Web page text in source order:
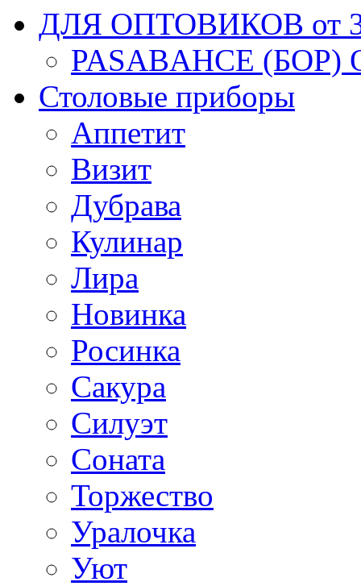
ДЛЯ ОПТОВИКОВ от
PASABAHCE (БОР)
Столовые приборы
Аппетит
Визит
Дубрава
Кулинар
Лира
Новинка
Росинка
Сакура
Силуэт
Соната
Торжество
Уралочка
Уют